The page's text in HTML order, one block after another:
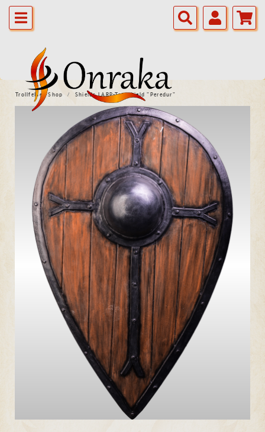
Trollfelsen Shop Shields LARP-Tearshield "Peredur"